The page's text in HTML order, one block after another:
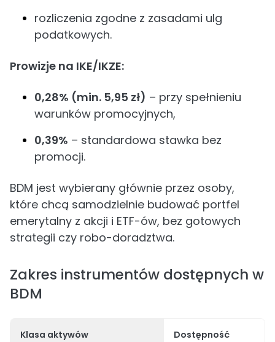
rozliczenia zgodne z zasadami ulg
podatkowych.
Prowizje na IKE/IKZE:
0,28% (min. 5,95 zł) – przy spełnieniu
warunków promocyjnych,
0,39% – standardowa stawka bez
promocji.
BDM jest wybierany głównie przez osoby,
które chcą samodzielnie budować portfel
emerytalny z akcji i ETF-ów, bez gotowych
strategii czy robo-doradztwa.
Zakres instrumentów dostępnych w
BDM
Klasa aktywów Dostępność